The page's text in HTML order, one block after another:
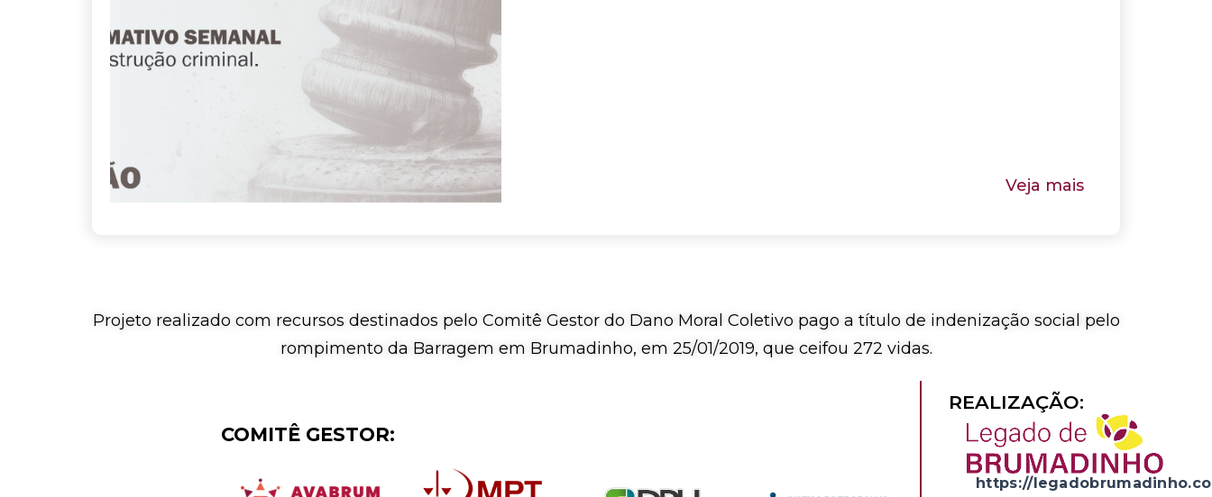
Veja mais
Projeto realizado com recursos destinados pelo Comitê Gestor do Dano Moral Coletivo pago a título de indenização social pelo
rompimento da Barragem em Brumadinho, em 25/01/2019, que ceifou 272 vidas.
COMITÊ GESTOR:
REALIZAÇÃO:
https://